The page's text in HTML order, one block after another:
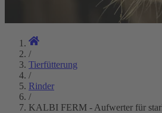
/
Tierfütterung
/
Rinder
/
KALBI FERM - Aufwerter für